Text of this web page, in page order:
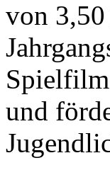
von
und